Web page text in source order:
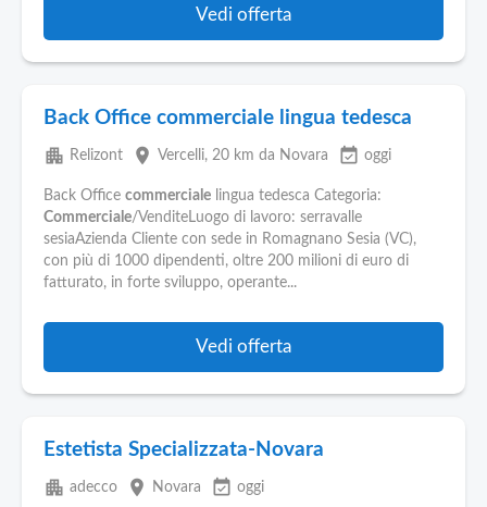
Vedi offerta
Back Office commerciale lingua tedesca
apartment Relizont place Vercelli, 20 km da Novara event_available oggi
Back Office commerciale lingua tedesca Categoria:
Commerciale/VenditeLuogo di lavoro: serravalle
sesiaAzienda Cliente con sede in Romagnano Sesia (VC),
con più di 1000 dipendenti, oltre 200 milioni di euro di
fatturato, in forte sviluppo, operante...
Vedi offerta
Estetista Specializzata-Novara
apartment adecco place Novara event_available oggi